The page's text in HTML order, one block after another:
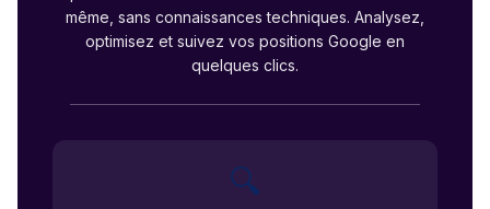
même, sans connaissances techniques. Analysez,
optimisez et suivez vos positions Google en
quelques clics.
🔍